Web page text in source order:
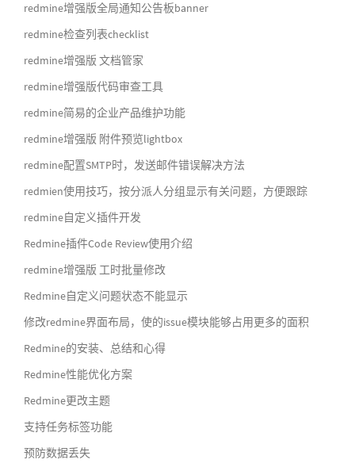
redmine增强版全局通知公告板banner
redmine检查列表checklist
redmine增强版 文档管家
redmine增强版代码审查工具
redmine简易的企业产品维护功能
redmine增强版 附件预览lightbox
redmine配置SMTP时，发送邮件错误解决方法
redmien使用技巧，按分派人分组显示有关问题，方便跟踪
redmine自定义插件开发
Redmine插件Code Review使用介绍
redmine增强版 工时批量修改
Redmine自定义问题状态不能显示
修改redmine界面布局，使的issue模块能够占用更多的面积
Redmine的安装、总结和心得
Redmine性能优化方案
Redmine更改主题
支持任务标签功能
预防数据丢失